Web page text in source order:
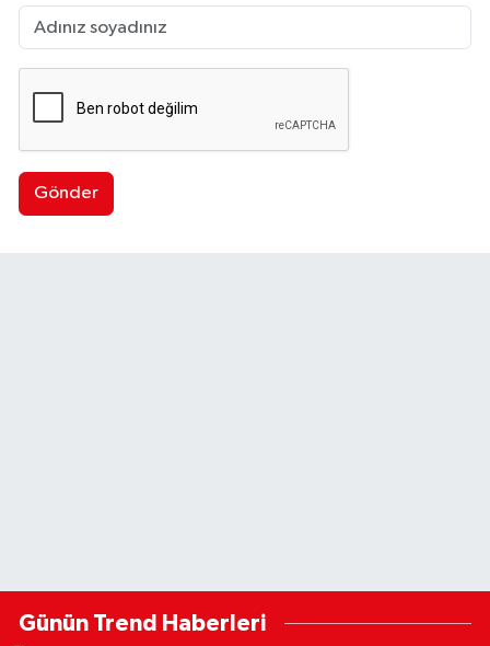
Gönder
Günün Trend Haberleri